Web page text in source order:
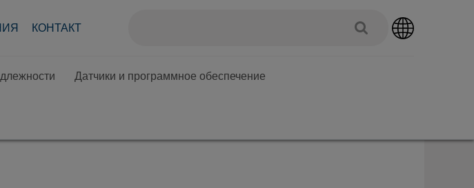
КОНТАКТ
Датчики и программное обеспечение